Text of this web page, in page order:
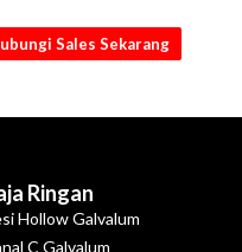
Sales Sekarang
Ringan
Hollow Galvalum
C Galvalum